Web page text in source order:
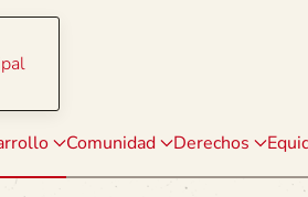
Comunidad Derechos